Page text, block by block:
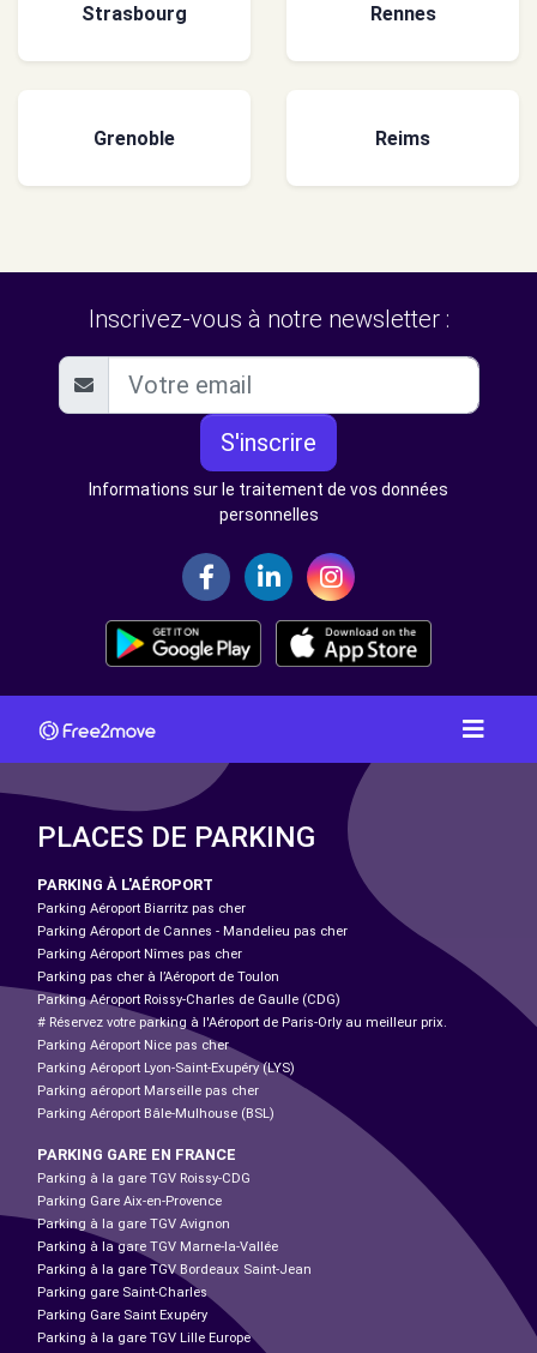
Strasbourg Rennes
Grenoble Reims
Inscrivez-vous à notre newsletter :
S'inscrire
Informations sur le traitement de vos données
personnelles
PLACES DE PARKING
PARKING À L'AÉROPORT
Parking Aéroport Biarritz pas cher
Parking Aéroport de Cannes - Mandelieu pas cher
Parking Aéroport Nîmes pas cher
Parking pas cher à l’Aéroport de Toulon
Parking Aéroport Roissy-Charles de Gaulle (CDG)
# Réservez votre parking à l'Aéroport de Paris-Orly au meilleur prix.
Parking Aéroport Nice pas cher
Parking Aéroport Lyon-Saint-Exupéry (LYS)
Parking aéroport Marseille pas cher
Parking Aéroport Bâle-Mulhouse (BSL)
PARKING GARE EN FRANCE
Parking à la gare TGV Roissy-CDG
Parking Gare Aix-en-Provence
Parking à la gare TGV Avignon
Parking à la gare TGV Marne-la-Vallée
Parking à la gare TGV Bordeaux Saint-Jean
Parking gare Saint-Charles
Parking Gare Saint Exupéry
Parking à la gare TGV Lille Europe